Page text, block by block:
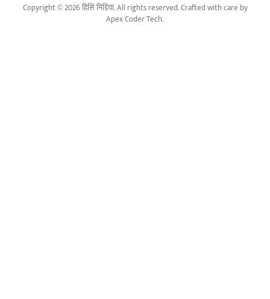
Copyright © 2026 हिसि मिडिया. All rights reserved. Crafted with care by
Apex Coder Tech.